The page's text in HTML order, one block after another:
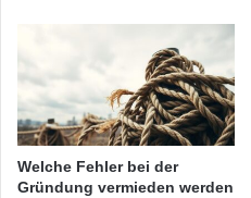
Welche Fehler bei der
Gründung vermieden werden